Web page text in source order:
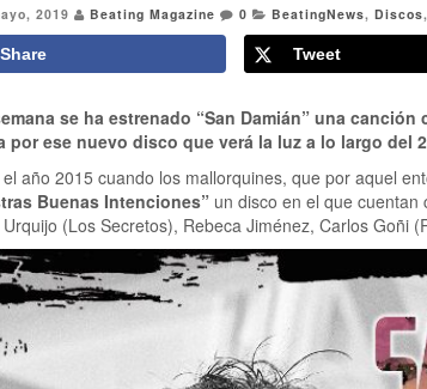
2019 Beating Magazine 0 BeatingNews, Discos,
Share Tweet
se ha estrenado “San Damián” una
por ese nuevo disco que verá la luz a lo largo del
año 2015 cuando los mallorquines, que por aquel
Buenas Intenciones” un disco en el que
(Los Secretos), Rebeca Jiménez, Carlos Goñi